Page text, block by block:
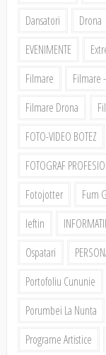
Dansatori
Drona
EVENIMENTE
Filmare
Filmare
Filmare Drona
FOTO-VIDEO BOTEZ
FOTOGRAF
Fotojotter
Fum
Ieftin
INFORMATII
Ospatari
Portofoliu Cununie
Porumbei La Nunta
Programe Artistice